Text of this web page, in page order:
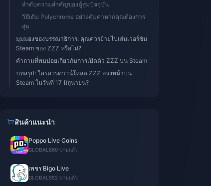
ลำดับความสำคัญของตู้สุ่มปัจจุบัน
วิธีเติม Polychrome อย่างคุ้มค่าหากคุณต้องการ
สุ่ม
มุมมองของบรรณาธิการ: คุณควรย้ายไปเล่นเวอร์ชัน
Steam ของ ZZZ หรือไม่?
คำถามที่พบบ่อยเกี่ยวกับการเปิดตัว ZZZ บน Steam
บทสรุป: ใครควรดาวน์โหลด ZZZ ล่วงหน้าบน
Steam ในวันที่ 17 มิถุนายน?
สินค้าแนะนำ
Poppo Live Coins
GLOBAL 860 ขายแล้ว
เพชร Bigo Live
GLOBAL 552 ขายแล้ว